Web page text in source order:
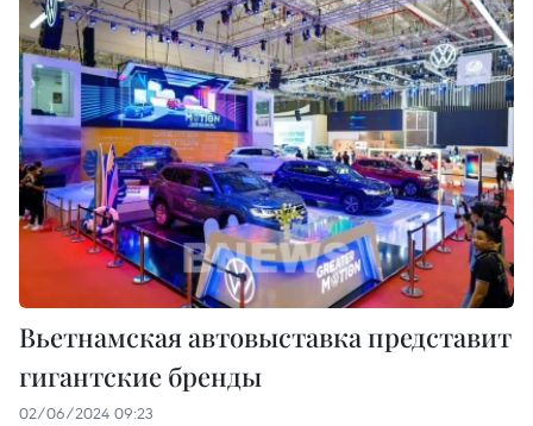
Вьетнамская автовыставка представит
гигантские бренды
02/06/2024 09:23